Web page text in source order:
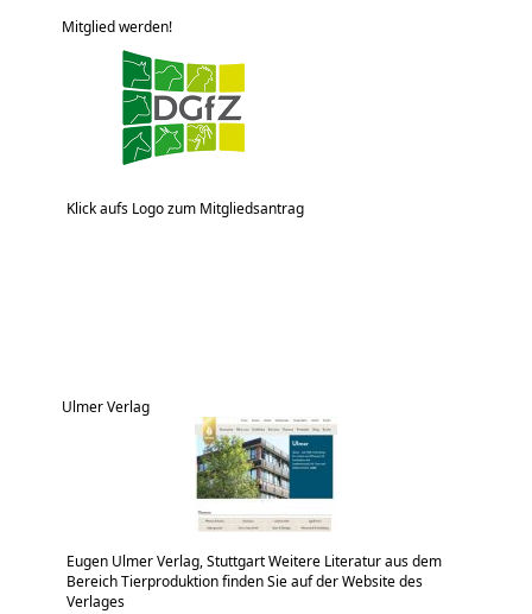
Mitglied werden!
Klick aufs Logo zum Mitgliedsantrag
Ulmer Verlag
Eugen Ulmer Verlag, Stuttgart Weitere Literatur aus dem
Bereich Tierproduktion finden Sie auf der Website des
Verlages